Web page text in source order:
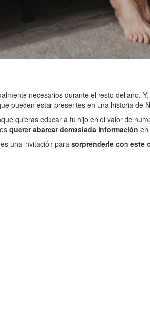
necesarios durante el resto del año.
pueden estar presentes en una historia de
quieras educar a tu hijo en el valor de
querer abarcar demasiada información en
una invitación para sorprenderle con este